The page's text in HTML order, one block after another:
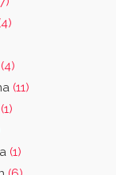
(4)
(11)
(1)
(1)